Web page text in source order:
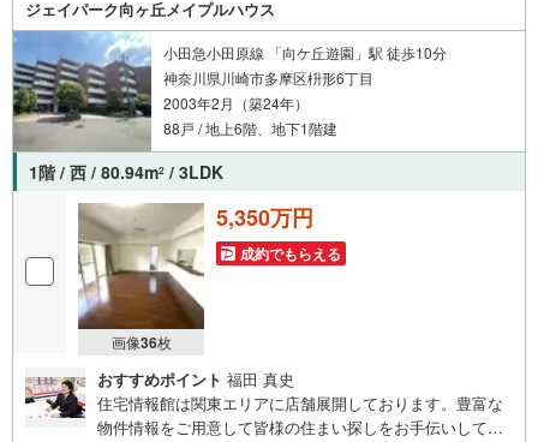
もお客様のお問合せをお待ちしております。
ジェイパーク向ヶ丘メイプルハウス
小田急小田原線 「向ケ丘遊園」駅 徒歩10分
神奈川県川崎市多摩区枡形6丁目
2003年2月（築24年）
88戸 / 地上6階、地下1階建
1階 / 西 / 80.94m2 / 3LDK
画像36枚
5,350万円
成約でもらえる
おすすめポイント 福田 真史
住宅情報館は関東エリアに店舗展開しております。豊富な
物件情報をご用意して皆様の住まい探しをお手伝いしてお